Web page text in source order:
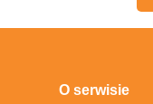
O serwisie